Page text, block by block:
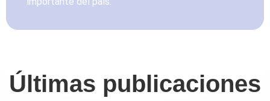
Últimas publicaciones